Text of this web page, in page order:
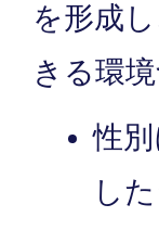
を形成
きる環
性
し